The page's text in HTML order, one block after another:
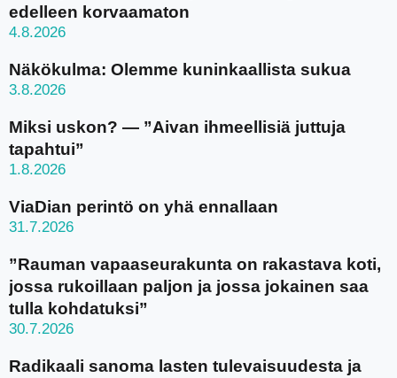
edelleen korvaamaton
4.8.2026
Näkökulma: Olemme kuninkaallista sukua
3.8.2026
Miksi uskon? — ”Aivan ihmeellisiä juttuja
tapahtui”
1.8.2026
ViaDian perintö on yhä ennallaan
31.7.2026
”Rauman vapaaseurakunta on rakastava koti,
jossa rukoillaan paljon ja jossa jokainen saa
tulla kohdatuksi”
30.7.2026
Radikaali sanoma lasten tulevaisuudesta ja